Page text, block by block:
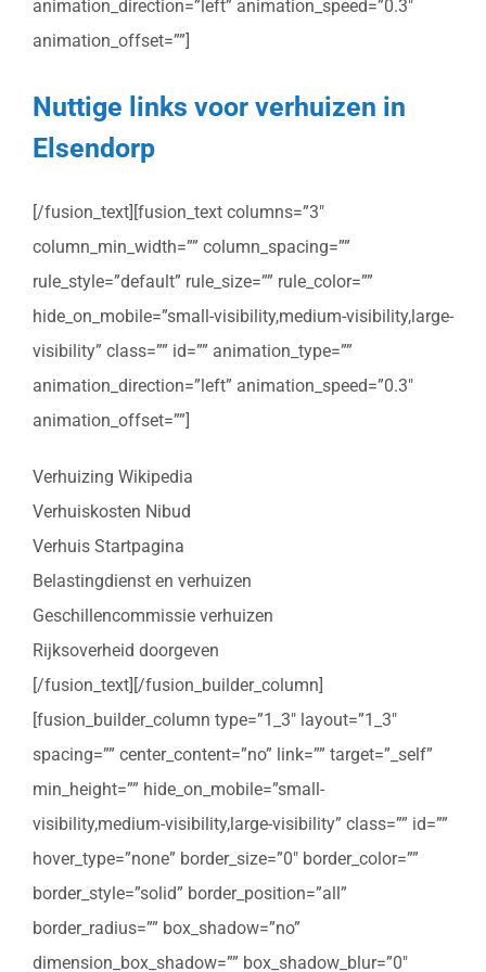
animation_direction=”left” animation_speed=”0.3″
animation_offset=””]
Nuttige links voor verhuizen in
Elsendorp
[/fusion_text][fusion_text columns=”3″
column_min_width=”” column_spacing=””
rule_style=”default” rule_size=”” rule_color=””
hide_on_mobile=”small-visibility,medium-visibility,large-
visibility” class=”” id=”” animation_type=””
animation_direction=”left” animation_speed=”0.3″
animation_offset=””]
Verhuizing Wikipedia
Verhuiskosten Nibud
Verhuis Startpagina
Belastingdienst en verhuizen
Geschillencommissie verhuizen
Rijksoverheid doorgeven
[/fusion_text][/fusion_builder_column]
[fusion_builder_column type=”1_3″ layout=”1_3″
spacing=”” center_content=”no” link=”” target=”_self”
min_height=”” hide_on_mobile=”small-
visibility,medium-visibility,large-visibility” class=”” id=””
hover_type=”none” border_size=”0″ border_color=””
border_style=”solid” border_position=”all”
border_radius=”” box_shadow=”no”
dimension_box_shadow=”” box_shadow_blur=”0″